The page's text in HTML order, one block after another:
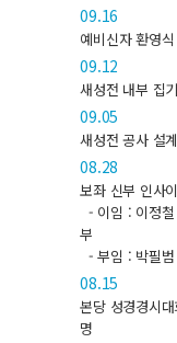
09.16
예비신자 환영
09.12
새성전 내부 집
09.05
새성전 공사 설
08.28
보좌 신부 인사
- 이임 : 이정
부
- 부임 : 박필
08.15
본당 성경경시
명